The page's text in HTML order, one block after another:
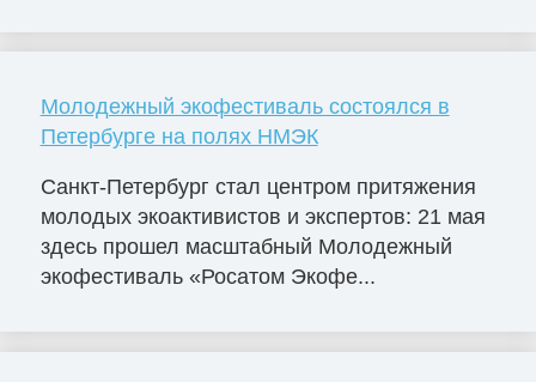
Молодежный экофестиваль состоялся в
Петербурге на полях НМЭК
Санкт-Петербург стал центром притяжения
молодых экоактивистов и экспертов: 21 мая
здесь прошел масштабный Молодежный
экофестиваль «Росатом Экофе...